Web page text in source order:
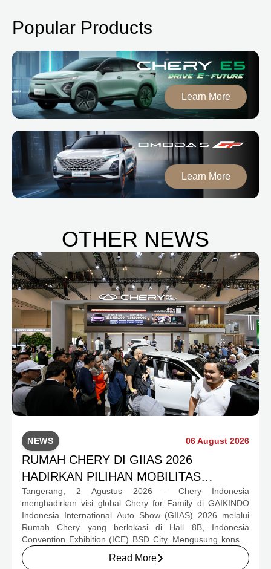
Popular Products
Learn More
Learn More
OTHER NEWS
NEWS 06 August 2026
RUMAH CHERY DI GIIAS 2026
HADIRKAN PILIHAN MOBILITAS
LENGKAP DAN PROGRAM APRESIASI
KONSUMEN BERNILAI HAMPIR RP1
MILIAR
Tangerang, 2 Agustus 2026 – Chery Indonesia
menghadirkan visi global Chery for Family di GAIKINDO
Indonesia International Auto Show (GIIAS) 2026 melalui
Rumah Chery yang berlokasi di Hall 8B, Indonesia
Convention Exhibition (ICE) BSD City. Mengusung konsep
rumah yang hangat dan inklusif, Chery menghadirkan
pengalaman menyeluruh bagi keluarga Indonesia melalui
Read More